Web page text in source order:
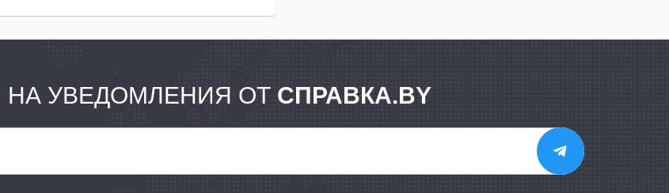
УВЕДОМЛЕНИЯ ОТ СПРАВКА.BY